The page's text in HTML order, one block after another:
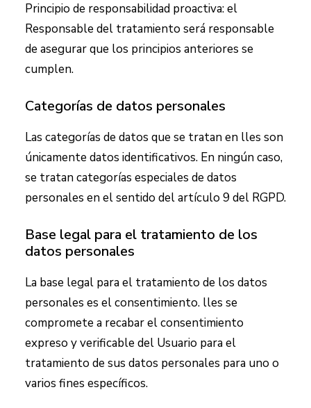
Principio de responsabilidad proactiva: el
Responsable del tratamiento será responsable
de asegurar que los principios anteriores se
cumplen.
Categorías de datos personales
Las categorías de datos que se tratan en lles son
únicamente datos identificativos. En ningún caso,
se tratan categorías especiales de datos
personales en el sentido del artículo 9 del RGPD.
Base legal para el tratamiento de los
datos personales
La base legal para el tratamiento de los datos
personales es el consentimiento. lles se
compromete a recabar el consentimiento
expreso y verificable del Usuario para el
tratamiento de sus datos personales para uno o
varios fines específicos.